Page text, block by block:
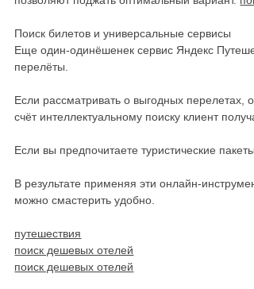
Поиск билетов и универсальные сервисы
Еще один-одинёшенек сервис Яндекс
перелёты.
Если рассматривать о выгодных перелетах,
счёт интеллектуальному поиску клиент
Если вы предпочитаете туристические
В результате применяя эти онлайн-
можно смастерить удобно.
путешествия
поиск дешевых отелей
поиск дешевых отелей